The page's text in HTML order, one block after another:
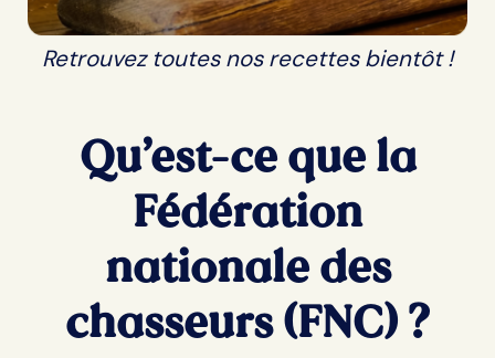
Retrouvez toutes nos recettes bientôt !
Qu’est-ce que la
Fédération
nationale des
chasseurs (FNC) ?